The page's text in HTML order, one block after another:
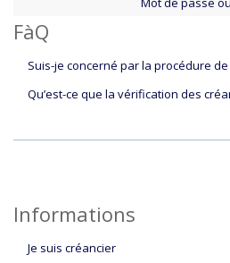
FàQ
Suis-je concerné par la procédure
Qu’est-ce que la vérification des
Informations
Je suis créancier